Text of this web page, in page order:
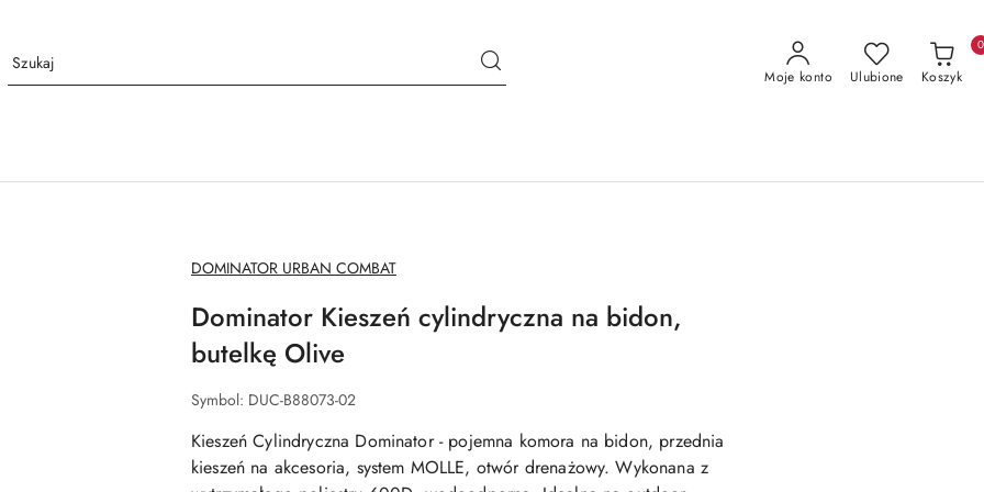
Moje konto Ulubione Koszyk
0
NAZWA
PRODUCENTA:
DOMINATOR URBAN COMBAT
Dominator Kieszeń cylindryczna na bidon,
butelkę Olive
Symbol: DUC-B88073-02
Kieszeń Cylindryczna Dominator - pojemna komora na bidon, przednia
kieszeń na akcesoria, system MOLLE, otwór drenażowy. Wykonana z